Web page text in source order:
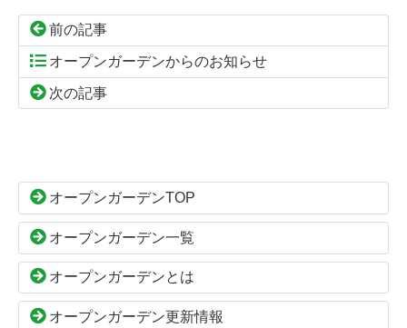
前の記事
オープンガーデンからのお知らせ
次の記事
ン
本
文
先
の
頭
へ
る
オープンガーデンTOP
オープンガーデン一覧
オープンガーデンとは
オープンガーデン更新情報